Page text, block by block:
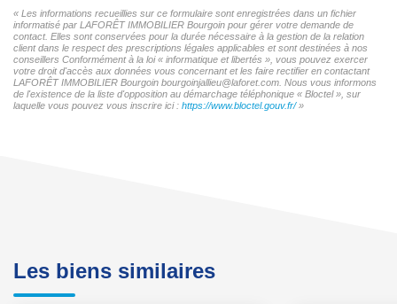
« Les informations recueillies sur ce formulaire sont enregistrées dans un fichier
informatisé par LAFORÊT IMMOBILIER Bourgoin pour gérer votre demande de
contact. Elles sont conservées pour la durée nécessaire à la gestion de la relation
client dans le respect des prescriptions légales applicables et sont destinées à nos
conseillers Conformément à la loi « informatique et libertés », vous pouvez exercer
votre droit d'accès aux données vous concernant et les faire rectifier en contactant
LAFORÊT IMMOBILIER Bourgoin bourgoinjallieu@laforet.com. Nous vous informons
de l'existence de la liste d'opposition au démarchage téléphonique « Bloctel », sur
laquelle vous pouvez vous inscrire ici : https://www.bloctel.gouv.fr/»
Les biens similaires